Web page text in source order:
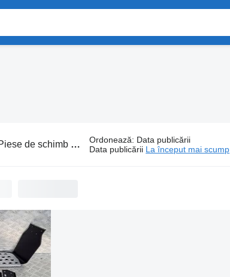
de schimb Lamiro Ordonează: Data publicării
Data publicării La început mai scump